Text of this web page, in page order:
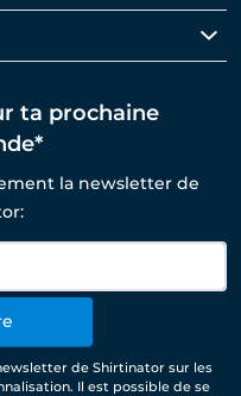
ta prochaine
la newsletter de
de Shirtinator sur les
Il est possible de se